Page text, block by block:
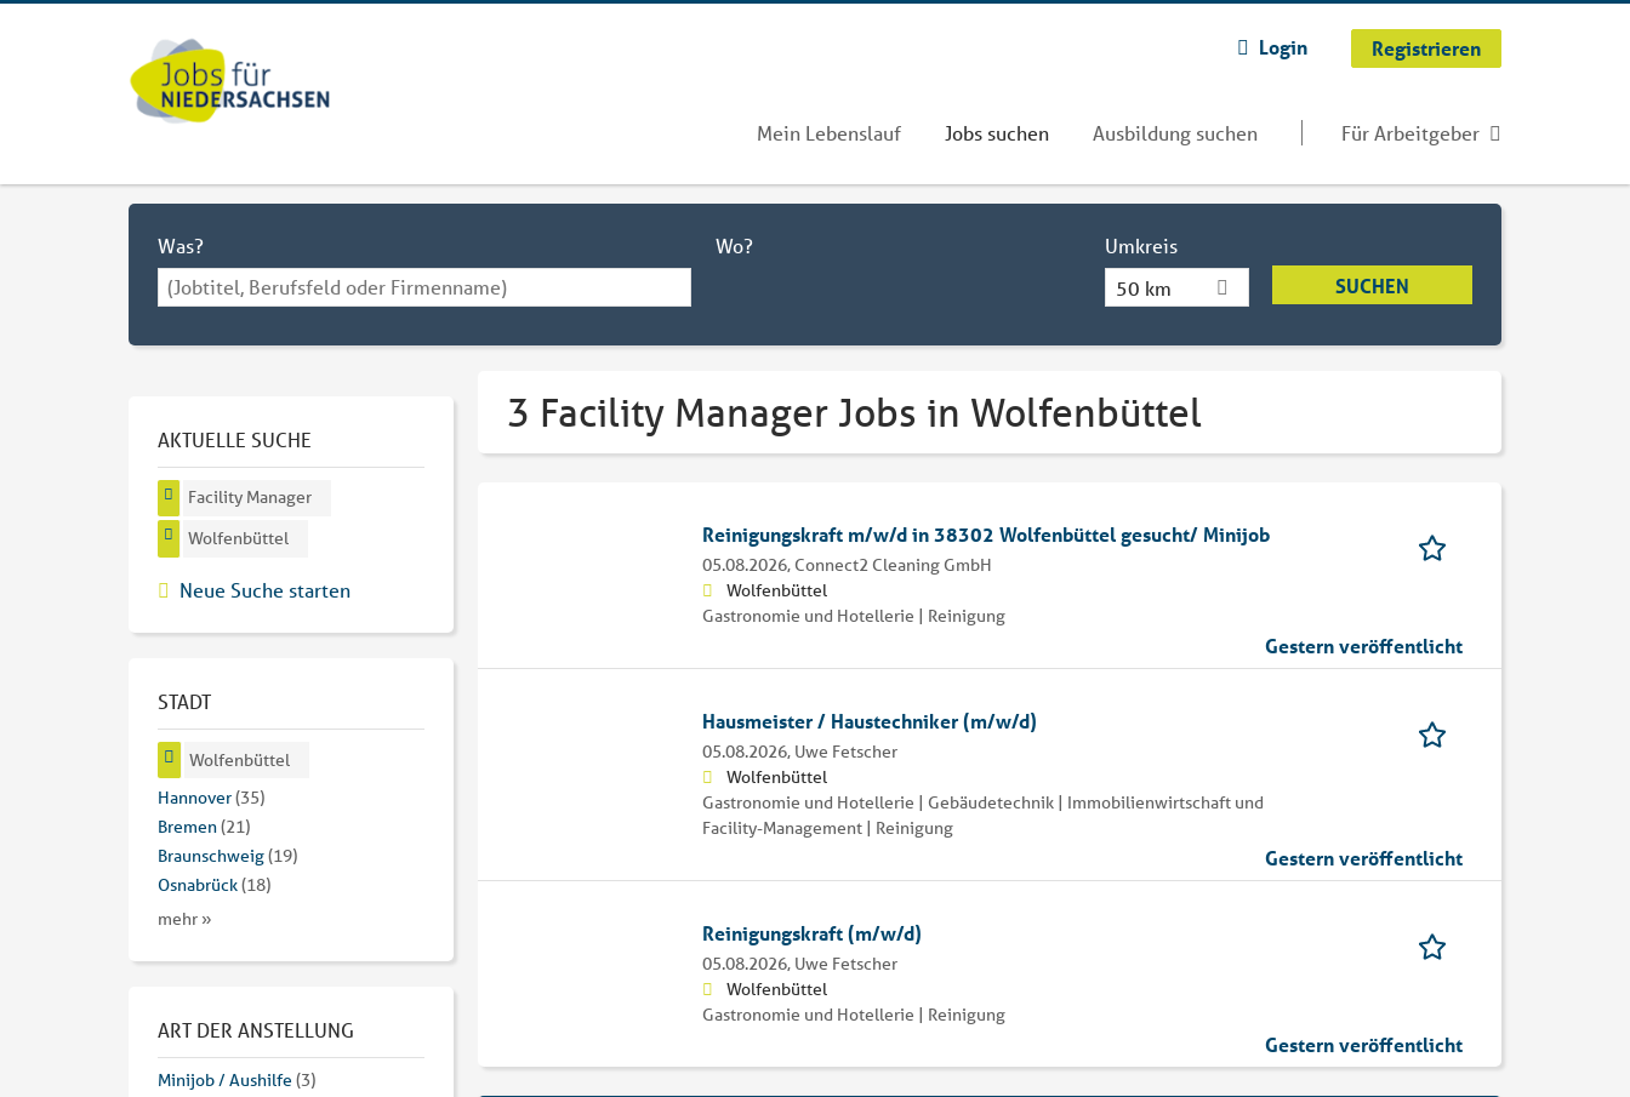
Login Registrieren
Mein Lebenslauf Jobs suchen Ausbildung suchen Für Arbeitgeber
Was? Wo?
Umkreis
50 km
3 Facility Manager Jobs in Wolfenbüttel
Reinigungskraft m/w/d in 38302 Wolfenbüttel gesucht/ Minijob
05.08.2026, Connect2 Cleaning GmbH
Wolfenbüttel
Gastronomie und Hotellerie | Reinigung
Gestern veröffentlicht
Hausmeister / Haustechniker (m/w/d)
05.08.2026, Uwe Fetscher
Wolfenbüttel
Gastronomie und Hotellerie | Gebäudetechnik | Immobilienwirtschaft und
Facility-Management | Reinigung
Gestern veröffentlicht
Reinigungskraft (m/w/d)
05.08.2026, Uwe Fetscher
Wolfenbüttel
Gastronomie und Hotellerie | Reinigung
Gestern veröffentlicht
AKTUELLE SUCHE
Facility Manager
Wolfenbüttel
Neue Suche starten
STADT
Wolfenbüttel
Hannover(35)
Bremen(21)
Braunschweig(19)
Osnabrück(18)
mehr »
ART DER ANSTELLUNG
Minijob / Aushilfe (3)